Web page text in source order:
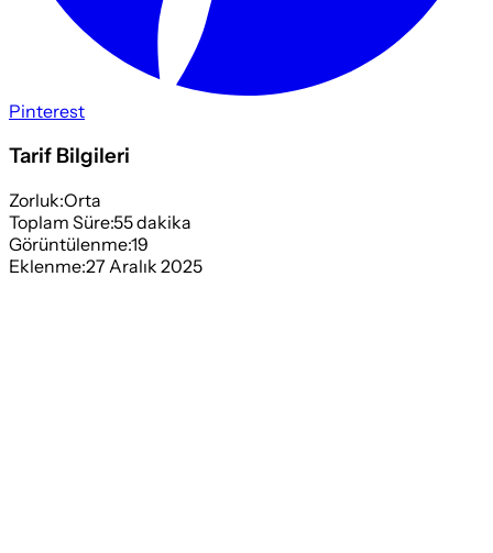
Pinterest
Tarif Bilgileri
Zorluk:Orta
Toplam Süre:55dakika
Görüntülenme:19
Eklenme:27 Aralık 2025